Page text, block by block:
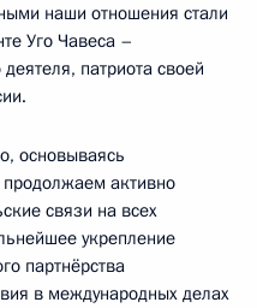
наши отношения стали
Уго Чавеса –
патриота своей
основываясь
продолжаем активно
связи на всех
укрепление
партнёрства
в международных делах